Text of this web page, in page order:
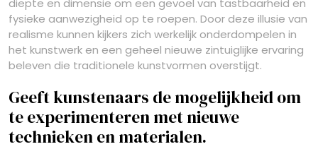
diepte en dimensie om een gevoel van tastbaarheid en
fysieke aanwezigheid op te roepen. Door deze illusie van
realisme kunnen kijkers zich werkelijk onderdompelen in
het kunstwerk en een geheel nieuwe zintuiglijke ervaring
beleven die traditionele kunstvormen overstijgt.
Geeft kunstenaars de mogelijkheid om
te experimenteren met nieuwe
technieken en materialen.